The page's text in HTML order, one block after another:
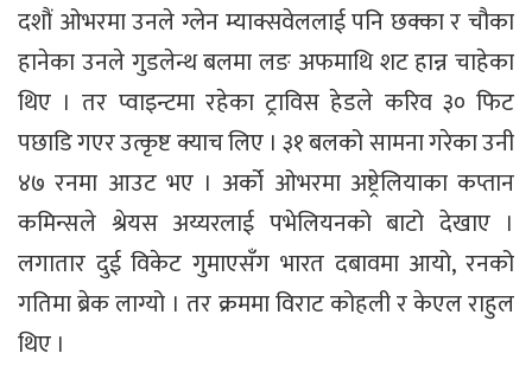
दशौं ओभरमा उनले ग्लेन म्याक्सवेललाई पनि छक्का र चौका
हानेका उनले गुडलेन्थ बलमा लङ अफमाथि शट हान्न चाहेका
थिए । तर प्वाइन्टमा रहेका ट्राविस हेडले करिव ३० फिट
पछाडि गएर उत्कृष्ट क्याच लिए । ३१ बलको सामना गरेका उनी
४७ रनमा आउट भए । अर्को ओभरमा अष्ट्रेलियाका कप्तान
कमिन्सले श्रेयस अय्यरलाई पभेलियनको बाटो देखाए ।
लगातार दुई विकेट गुमाएसँग भारत दबावमा आयो, रनको
गतिमा ब्रेक लाग्यो । तर क्रममा विराट कोहली र केएल राहुल
थिए ।